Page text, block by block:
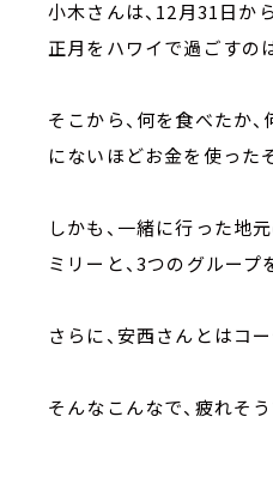
小木さんは、12月31日か
正月をハワイで過ごすの
そこから、何を食べたか
にないほどお金を使った
しかも、一緒に行った地
ミリーと、3つのグループ
さらに、安西さんとはコ
そんなこんなで、疲れそう